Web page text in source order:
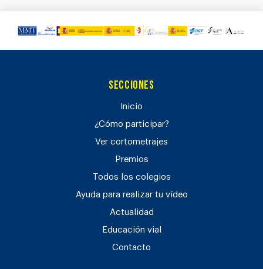
Secciones
Inicio
¿Cómo participar?
Ver cortometrajes
Premios
Todos los colegios
Ayuda para realizar tu vídeo
Actualidad
Educación vial
Contacto